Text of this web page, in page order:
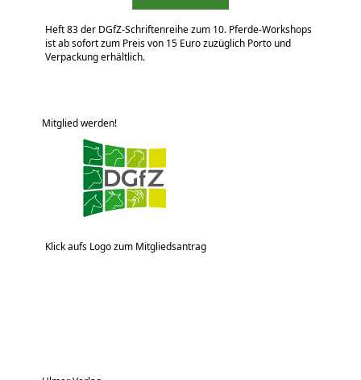
Heft 83 der DGfZ-Schriftenreihe zum 10. Pferde-Workshops
ist ab sofort zum Preis von 15 Euro zuzüglich Porto und
Verpackung erhältlich.
Mitglied werden!
Klick aufs Logo zum Mitgliedsantrag